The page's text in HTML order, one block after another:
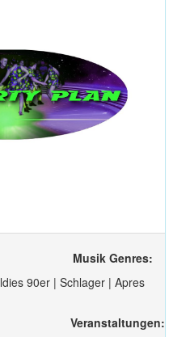
Musik Genres:
90er | Schlager | Apres
Veranstaltungen: